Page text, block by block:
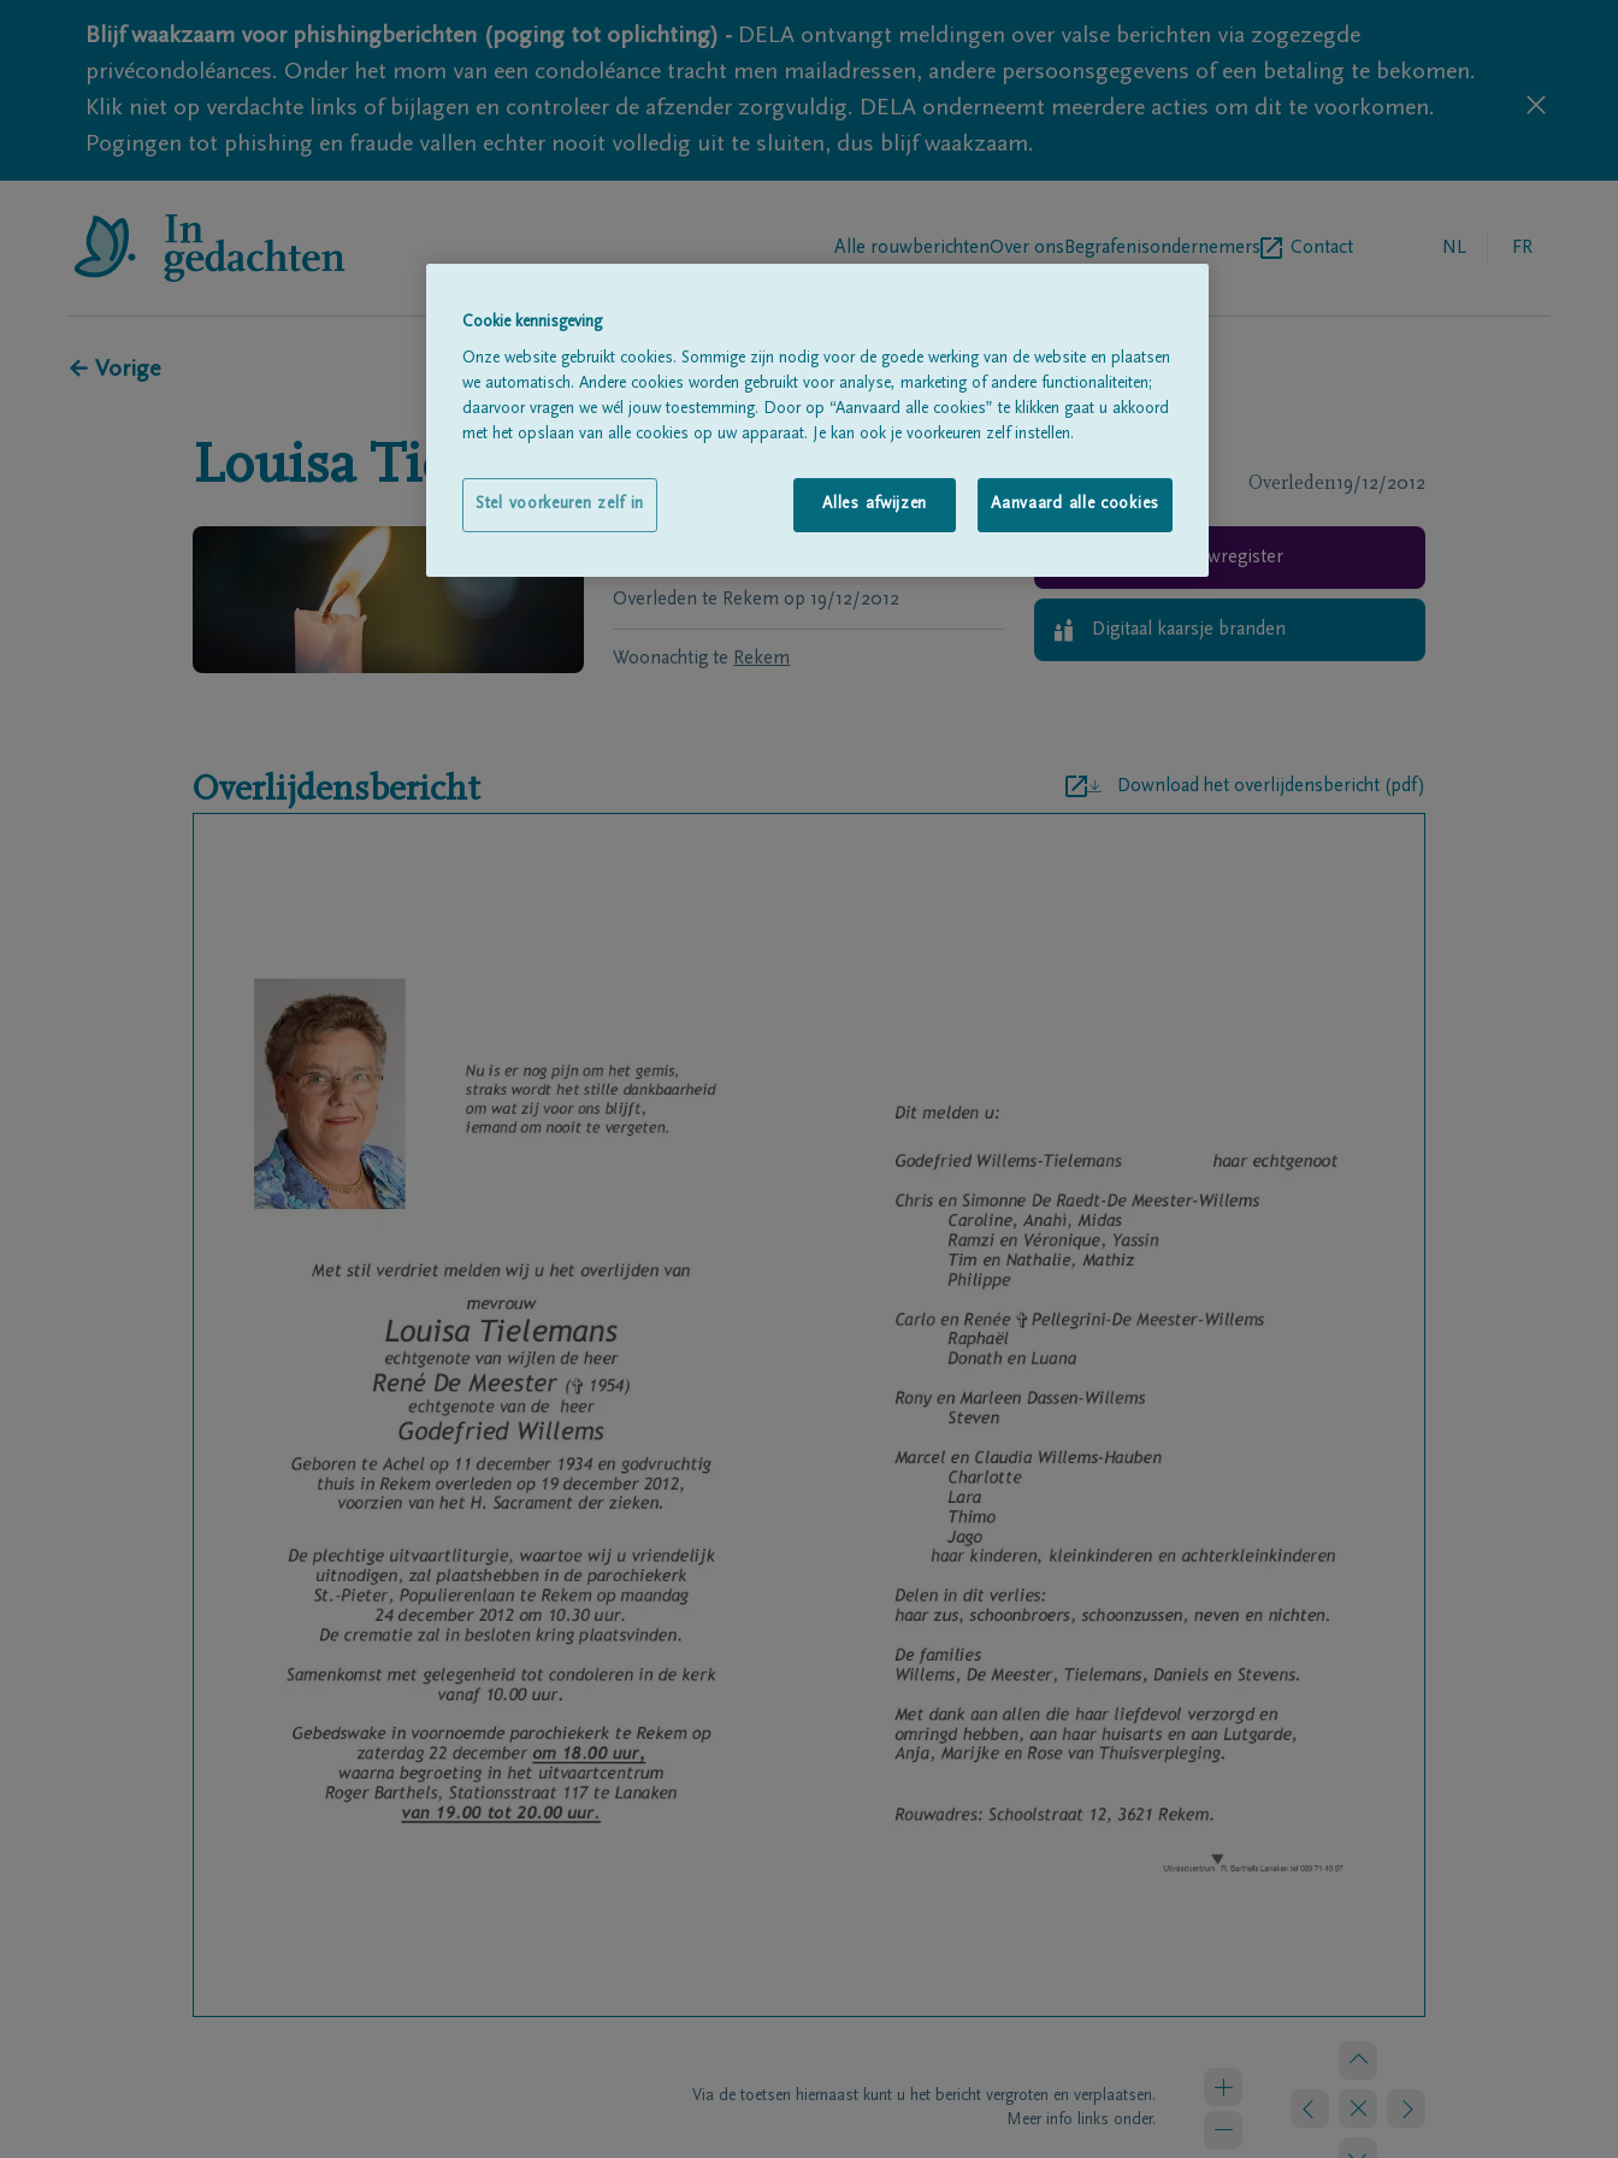
Blijf waakzaam voor phishingberichten (poging tot oplichting) - DELA ontvangt meldingen over valse berichten via zogezegde
privécondoléances. Onder het mom van een condoléance tracht men mailadressen, andere persoonsgegevens of een betaling te bekomen.
Klik niet op verdachte links of bijlagen en controleer de afzender zorgvuldig. DELA onderneemt meerdere acties om dit te voorkomen.
Pogingen tot phishing en fraude vallen echter nooit volledig uit te sluiten, dus blijf waakzaam.
Alle rouwberichtenOver ons Begrafenisondernemers Contact NL FR
← Vorige
Louisa Tielemans Overleden19/12/2012
Overleden te Rekem op 19/12/2012
Woonachtig te Rekem
Rouwregister
Digitaal kaarsje branden
Overlijdensbericht Download het overlijdensbericht (pdf)
Via de toetsen hiernaast kunt u het bericht vergroten en verplaatsen.
Meer info links onder.
Cookie kennisgeving
Onze website gebruikt cookies. Sommige zijn nodig voor de goede werking van de website en plaatsen
we automatisch. Andere cookies worden gebruikt voor analyse, marketing of andere functionaliteiten;
daarvoor vragen we wél jouw toestemming. Door op “Aanvaard alle cookies” te klikken gaat u akkoord
met het opslaan van alle cookies op uw apparaat. Je kan ook je voorkeuren zelf instellen.
Alles afwijzen Aanvaard alle cookies
Stel voorkeuren zelf in